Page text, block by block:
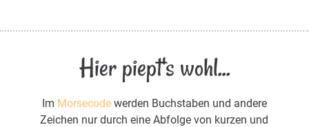
Hier piept's wohl...
Im Morsecodewerden Buchstaben und andere
Zeichen nur durch eine Abfolge von kurzen und